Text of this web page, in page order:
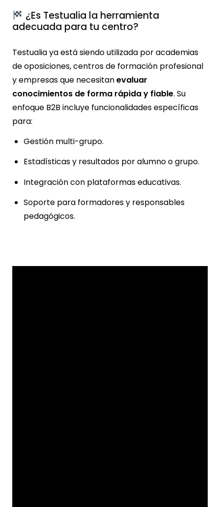
¿Es Testualia la herramienta
adecuada para tu centro?
Testualia ya está siendo utilizada por academias
de oposiciones, centros de formación profesional
y empresas que necesitanevaluar
conocimientos de forma rápida y fiable. Su
enfoque B2B incluye funcionalidades específicas
para:
Gestión multi-grupo.
Estadísticas y resultados por alumno o grupo.
Integración con plataformas educativas.
Soporte para formadores y responsables
pedagógicos.